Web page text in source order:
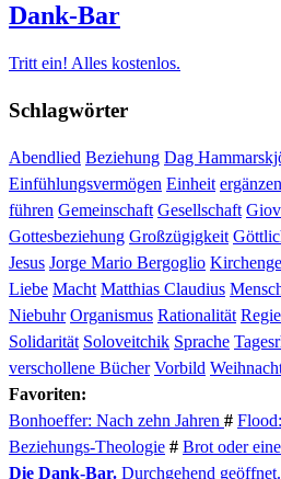
Dank-Bar
Tritt ein! Alles kostenlos.
Schlagwörter
Abendlied Beziehung Dag
Einfühlungsvermögen Einheit ergänzen
führen Gemeinschaft Gesellschaft
Gottesbeziehung Großzügigkeit
Jesus Jorge Mario Bergoglio
Liebe Macht Matthias Claudius
Niebuhr Organismus Rationalität
Solidarität Soloveitchik Sprache
verschollene Bücher Vorbild
Favoriten:
Bonhoeffer: Nach zehn Jahren #
Beziehungs-Theologie # Brot oder
Die Dank-Bar. Durchgehend geöffnet.